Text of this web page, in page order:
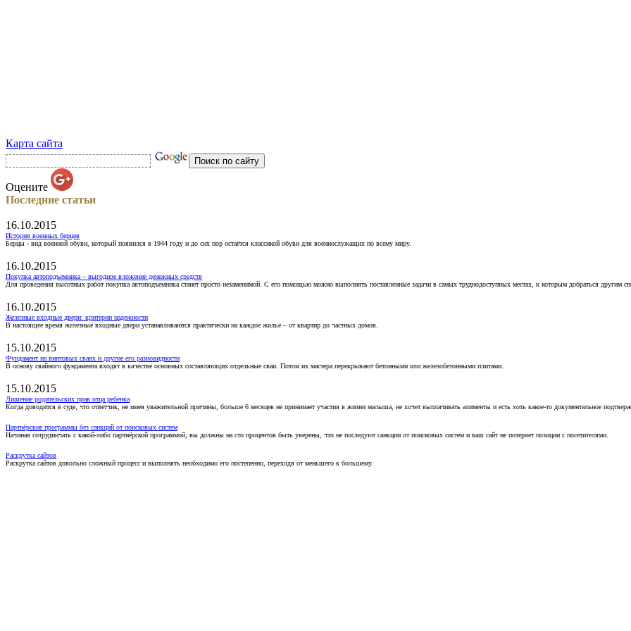
Карта сайта
Оцените
Последние статьи
16.10.2015
История военных берцев
Берцы - вид военной обуви, который появился в 1944 году и до сих пор остаётся классикой обуви для военнослужащих по всему миру.
16.10.2015
Покупка автоподъемника – выгодное вложение денежных средств
Для проведения высотных работ покупка автоподъемника станет просто незаменимой. С его помощью можно выполнять поставленные задачи в самых труднодоступных местах, к которым добраться другим
16.10.2015
Железные входные двери: критерии надежности
В настоящее время железные входные двери устанавливаются практически на каждое жилье – от квартир до частных домов.
15.10.2015
Фундамент на винтовых сваях и другие его разновидности
В основу свайного фундамента входят в качестве основных составляющих отдельные сваи. Потом их мастера перекрывают бетонными или железобетонными плитами.
15.10.2015
Лишение родительских прав отца ребенка
Когда доводится в суде, что ответчик, не имея уважительной причины, больше 6 месяцев не принимает участия в жизни малыша, не хочет выплачивать алименты и есть хоть какое-то документальное
Партнёрские программы без санкций от поисковых систем
Начиная сотрудничать с какой-либо партнёрской программой, вы должны на сто процентов быть уверены, что не последуют санкции от поисковых систем и ваш сайт не потеряет позиции с посетителями.
Раскрутка сайтов
Раскрутка сайтов довольно сложный процесс и выполнять необходимо его постепенно, переходя от меньшего к большему.